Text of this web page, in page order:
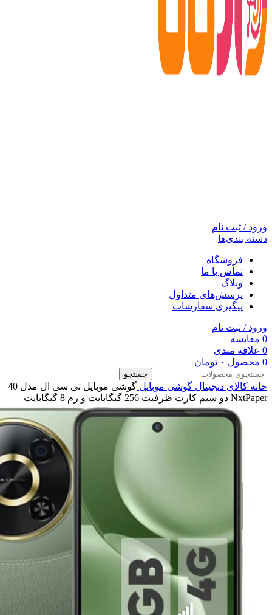
ورود / ثبت نام
دسته بندی‌ها
فروشگاه
تماس با ما
وبلاگ
پرسش‌های متداول
پیگیری سفارشات
ورود / ثبت نام
0 مقایسه
0 علاقه مندی
0 محصول ۰ تومان
جستجو
خانه کالای دیجیتال گوشی موبایل
گوشی موبایل تی سی ال مدل 40
NxtPaper دو سیم کارت ظرفیت 256 گیگابایت و رم 8 گیگابایت